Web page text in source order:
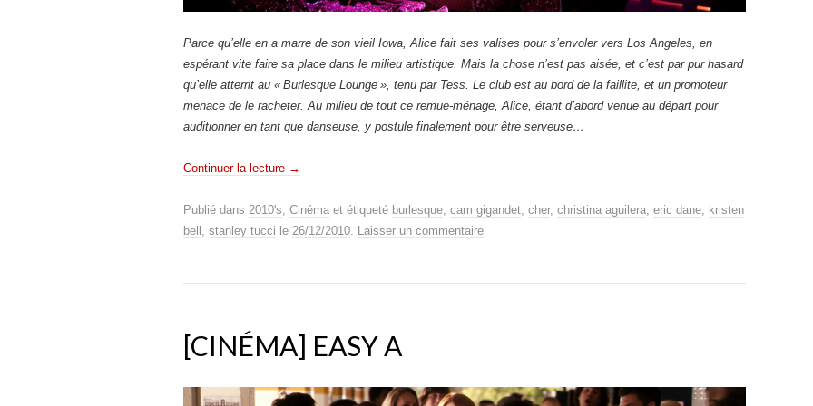
Parce qu’elle en a marre de son vieil Iowa, Alice fait ses valises pour s’envoler vers Los Angeles, en
espérant vite faire sa place dans le milieu artistique. Mais la chose n’est pas aisée, et c’est par pur hasard
qu’elle atterrit au « Burlesque Lounge », tenu par Tess. Le club est au bord de la faillite, et un promoteur
menace de le racheter. Au milieu de tout ce remue-ménage, Alice, étant d’abord venue au départ pour
auditionner en tant que danseuse, y postule finalement pour être serveuse…
Continuer la lecture →
Publié dans 2010's Cinéma et étiqueté burlesque cam gigandet cher, christina aguilera eric dane
kristen
bell
stanley tucci le 26/12/2010 Laisser un commentaire
[CINÉMA] EASY A